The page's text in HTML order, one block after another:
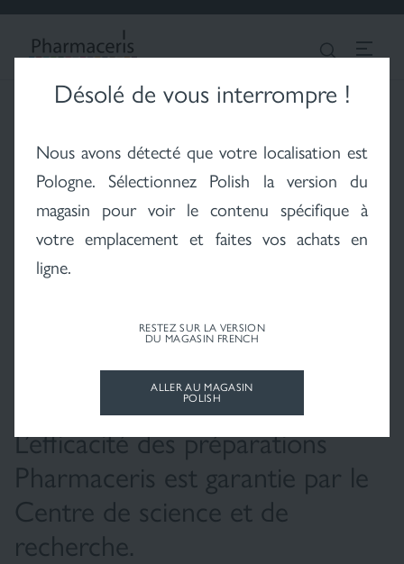
Chercher
du vitiligo
chevelu
FRENCH
L’efficacité des préparations
Pharmaceris est garantie par le
Centre de science et de
recherche.
Désolé de vous interrompre !
Nous avons détecté que votre localisation est
Pologne. Sélectionnez Polish la version du
magasin pour voir le contenu spécifique à
votre emplacement et faites vos achats en
ligne.
RESTEZ SUR LA VERSION
DU MAGASIN FRENCH
ALLER AU MAGASIN
POLISH